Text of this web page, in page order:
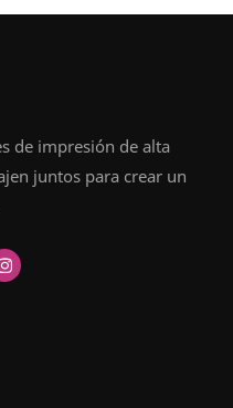
de impresión de alta
juntos para crear un